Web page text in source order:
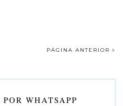
PÁGINA ANTERIOR
WHATSAPP